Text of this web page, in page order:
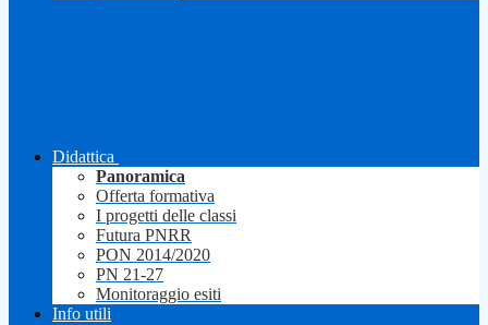
Didattica
Panoramica
Offerta formativa
I progetti delle classi
Futura PNRR
PON 2014/2020
PN 21-27
Monitoraggio esiti
Info utili